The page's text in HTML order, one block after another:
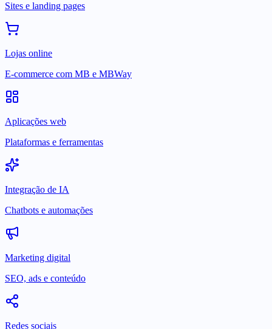
Sites e landing pages
Lojas online
E-commerce com MB e MBWay
Aplicações web
Plataformas e ferramentas
Integração de IA
Chatbots e automações
Marketing digital
SEO, ads e conteúdo
Redes sociais